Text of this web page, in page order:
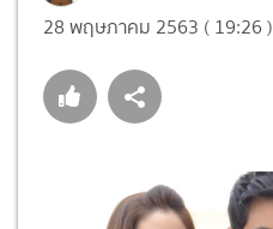
28 พฤษภาคม 2563 ( 19:26 )